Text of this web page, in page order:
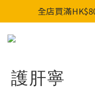
全店買滿
全店買滿
新會員入會
護肝寧